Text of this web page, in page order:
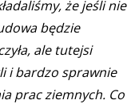
że jeśli nie
będzie
ale tutejsi
i bardzo sprawnie
prac ziemnych. Co